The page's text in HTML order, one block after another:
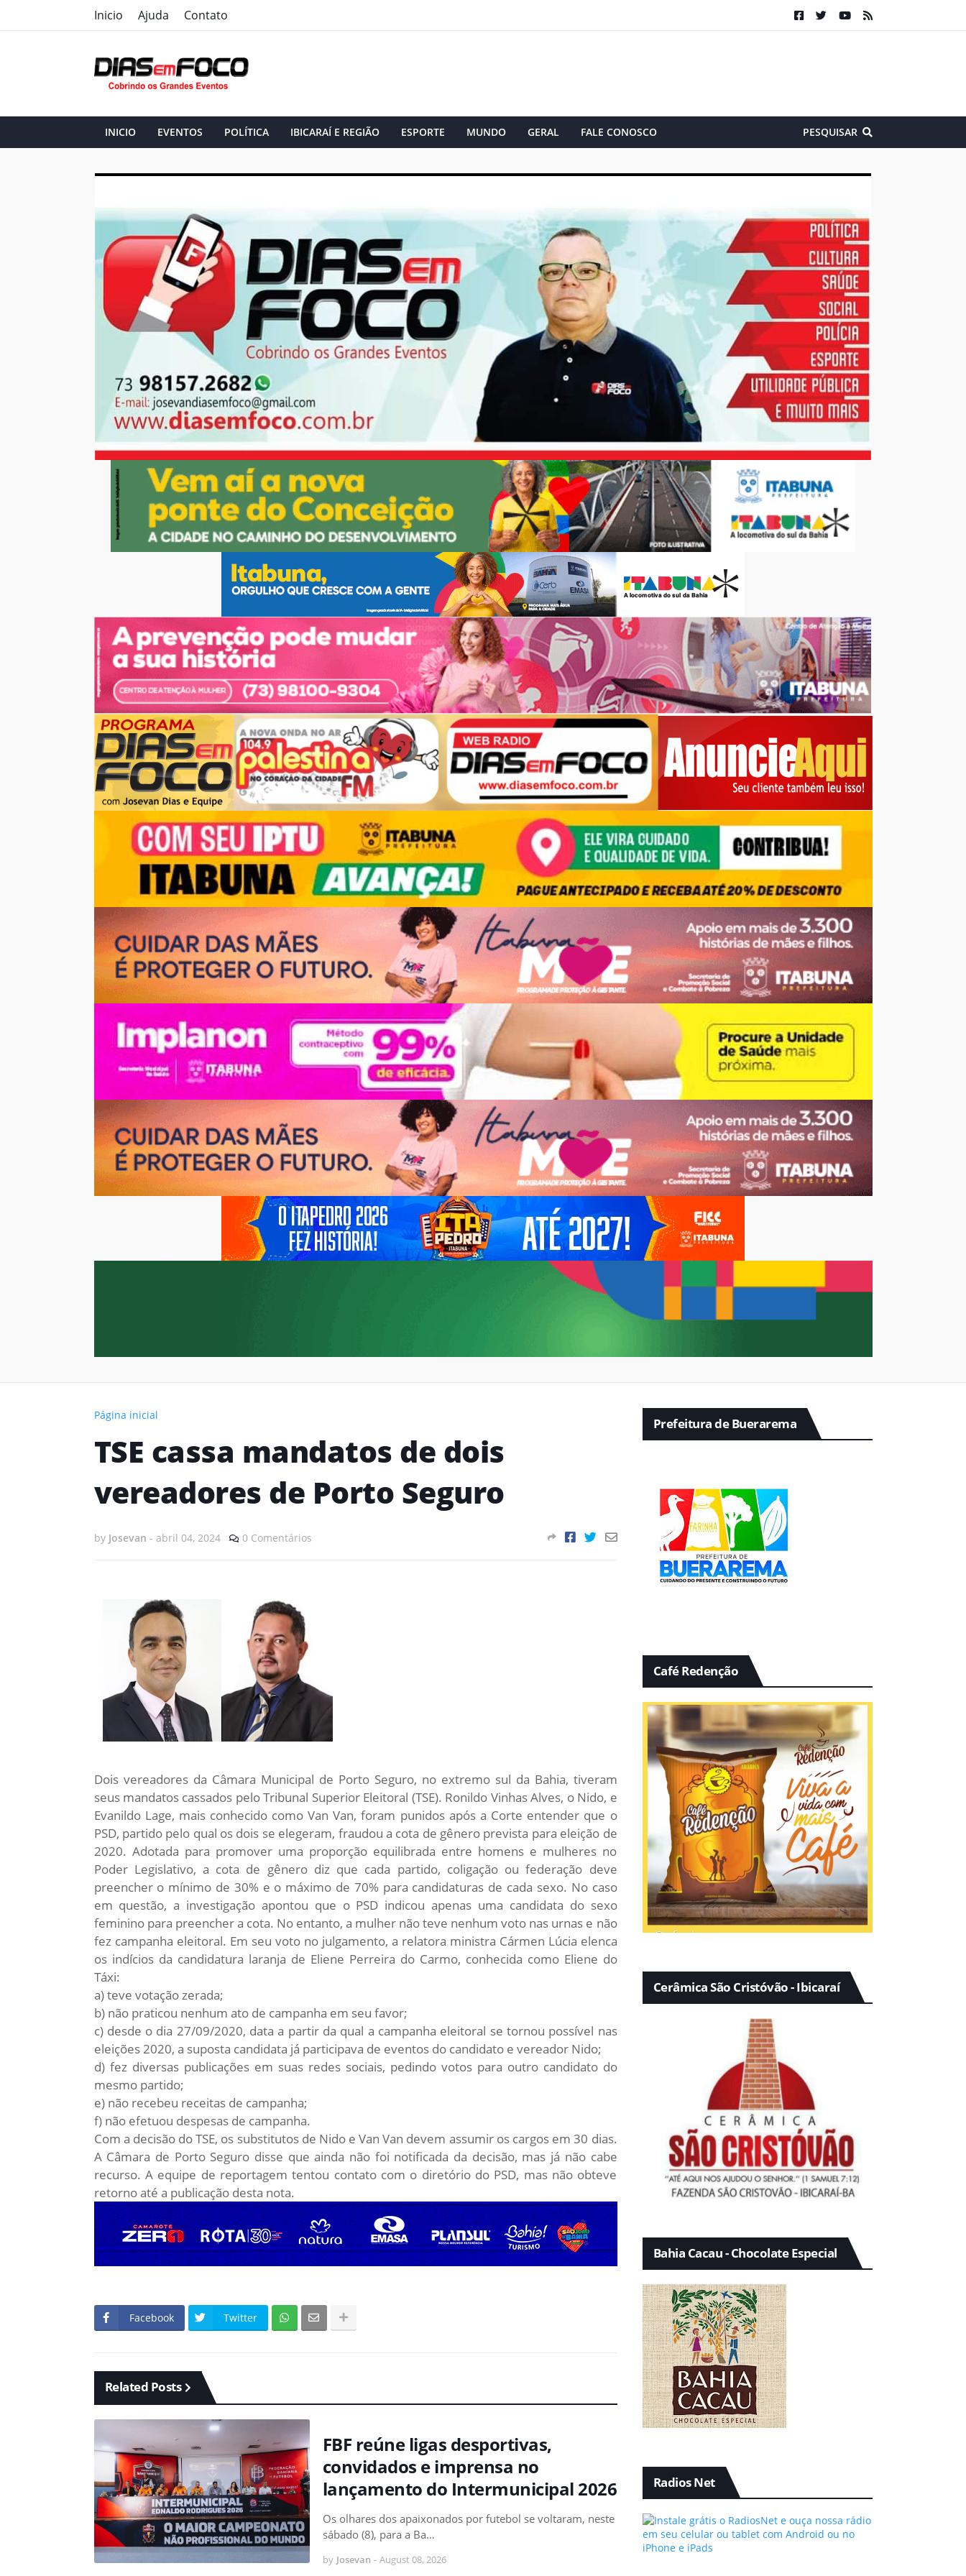
Inicio Ajuda Contato
INICIO EVENTOS POLÍTICA IBICARAÍ E REGIÃO ESPORTE MUNDO GERAL FALE CONOSCO PESQUISAR
Página inicial
TSE cassa mandatos de dois
vereadores de Porto Seguro
by Josevan - abril 04, 2024 0 Comentários
Dois vereadores da Câmara Municipal de Porto Seguro, no extremo sul da Bahia, tiveram
seus mandatos cassados pelo Tribunal Superior Eleitoral (TSE). Ronildo Vinhas Alves, o Nido, e
Evanildo Lage, mais conhecido como Van Van, foram punidos após a Corte entender que o
PSD, partido pelo qual os dois se elegeram, fraudou a cota de gênero prevista para eleição de
2020. Adotada para promover uma proporção equilibrada entre homens e mulheres no
Poder Legislativo, a cota de gênero diz que cada partido, coligação ou federação deve
preencher o mínimo de 30% e o máximo de 70% para candidaturas de cada sexo. No caso
em questão, a investigação apontou que o PSD indicou apenas uma candidata do sexo
feminino para preencher a cota. No entanto, a mulher não teve nenhum voto nas urnas e não
fez campanha eleitoral. Em seu voto no julgamento, a relatora ministra Cármen Lúcia elenca
os indícios da candidatura laranja de Eliene Perreira do Carmo, conhecida como Eliene do
Táxi:
a) teve votação zerada;
b) não praticou nenhum ato de campanha em seu favor;
c) desde o dia 27/09/2020, data a partir da qual a campanha eleitoral se tornou possível nas
eleições 2020, a suposta candidata já participava de eventos do candidato e vereador Nido;
d) fez diversas publicações em suas redes sociais, pedindo votos para outro candidato do
mesmo partido;
e) não recebeu receitas de campanha;
f) não efetuou despesas de campanha.
Com a decisão do TSE, os substitutos de Nido e Van Van devem assumir os cargos em 30 dias.
A Câmara de Porto Seguro disse que ainda não foi notificada da decisão, mas já não cabe
recurso. A equipe de reportagem tentou contato com o diretório do PSD, mas não obteve
retorno até a publicação desta nota.
Facebook Twitter
Related Posts
FBF reúne ligas desportivas,
convidados e imprensa no
lançamento do Intermunicipal 2026
Os olhares dos apaixonados por futebol se voltaram, neste
sábado (8), para a Ba…
by Josevan - August 08, 2026
Prefeitura de Buerarema
Café Redenção
Cerâmica São Cristóvão - Ibicaraí
Bahia Cacau - Chocolate Especial
Radios Net